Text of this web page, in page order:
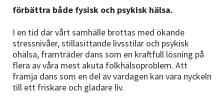
förbättra både fysisk och psykisk hälsa.
I en tid där vårt samhälle brottas med ökande
stressnivåer, stillasittande livsstilar och psykisk
ohälsa, framträder dans som en kraftfull lösning på
flera av våra mest akuta folkhälsoproblem. Att
främja dans som en del av vardagen kan vara nyckeln
till ett friskare och gladare liv.